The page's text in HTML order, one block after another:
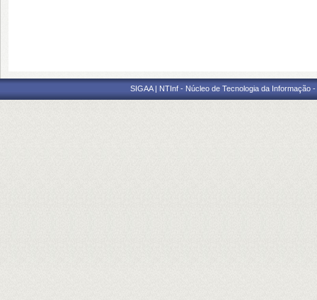
SIGAA | NTInf - Núcleo de Tecnologia da